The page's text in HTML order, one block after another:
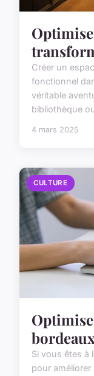
Créer un
fonctionnel
véritable
bibliothèque
4 mars 2025
CULTURE
Si vous êtes à
pour